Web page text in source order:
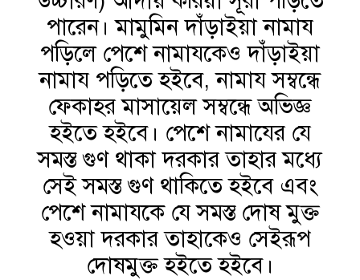
পারেন। মামুমিন দাঁড়াইয়া নামায
পড়িলে পেশে নামাযকেও দাঁড়াইয়া
নামায পড়িতে হইবে, নামায সম্বন্ধে
ফেকাহর মাসায়েল সম্বন্ধে অভিজ্ঞ
হইতে হইবে। পেশে নামাযের যে
সমস্ত গুণ থাকা দরকার তাহার মধ্যে
সেই সমস্ত গুণ থাকিতে হইবে এবং
পেশে নামাযকে যে সমস্ত দোষ মুক্ত
হওয়া দরকার তাহাকেও সেইরূপ
দোষমুক্ত হইতে হইবে।